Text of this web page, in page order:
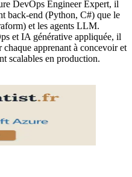
DevOps Engineer Expert, il
back-end (Python, C#) que le
et les agents LLM.
et IA générative appliquée, il
apprenant à concevoir et
scalables en production.